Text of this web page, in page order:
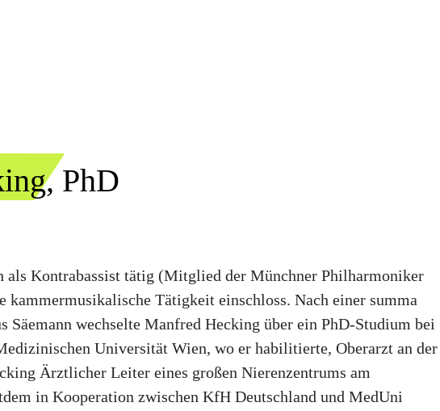
PhD
Kontrabassist tätig (Mitglied der Münchner Philharmoniker
kammermusikalische Tätigkeit einschloss. Nach einer summa
wechselte Manfred Hecking über ein PhD-Studium bei
Universität Wien, wo er habilitierte, Oberarzt an der
Ärztlicher Leiter eines großen Nierenzentrums am
in Kooperation zwischen KfH Deutschland und MedUni